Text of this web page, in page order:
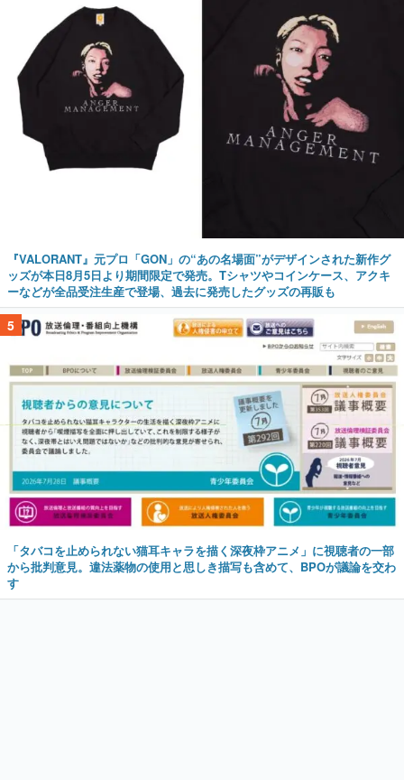
『VALORANT』元プロ「GON」の“あの名場面”がデザインされた新作グ
ッズが本日8月5日より期間限定で発売。Tシャツやコインケース、アクキ
ーなどが全品受注生産で登場、過去に発売したグッズの再販も
5
「タバコを止められない猫耳キャラを描く深夜枠アニメ」に視聴者の一部
から批判意見。違法薬物の使用と思しき描写も含めて、BPOが議論を交わ
す